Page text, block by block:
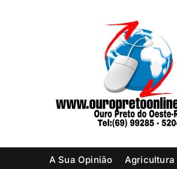
A Sua Opinião Agricultura